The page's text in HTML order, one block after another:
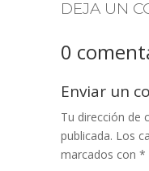
DEJA UN
0
Enviar un
Tu dirección de
publicada. Los
marcados con *